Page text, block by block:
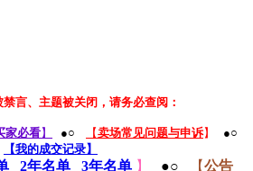
言、主题被关闭，请务必查阅：
家必看】 ●○ 【卖场常见问题与申诉】
●○
【我的成交记录】
2年名单 3年名单 】 ●○ 【公告